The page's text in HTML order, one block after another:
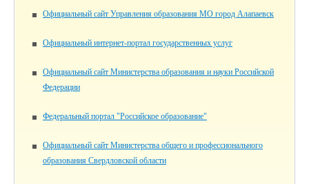
Официальный сайт Управления образования МО город Алапаевск
Официальный интернет-портал государственных услуг
Официальный сайт Министерства образования и науки Российской
Федерации
Федеральный портал "Российское образование"
Официальный сайт Министерства общего и профессионального
образования Свердловской области